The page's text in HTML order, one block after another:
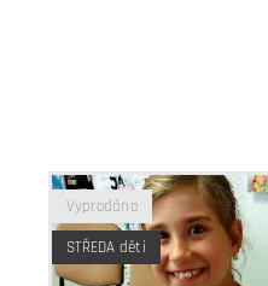
Vyprodáno
STŘEDA děti